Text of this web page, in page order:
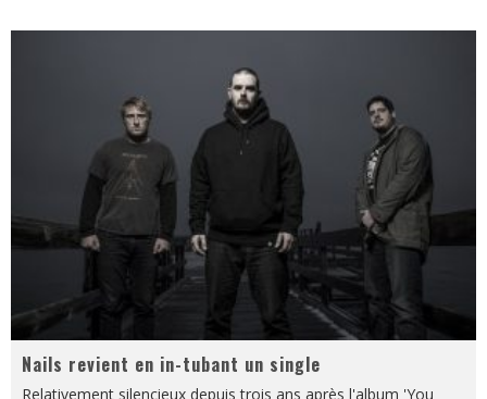
Nails revient en in-tubant un single
Relativement silencieux depuis trois ans après l'album 'You